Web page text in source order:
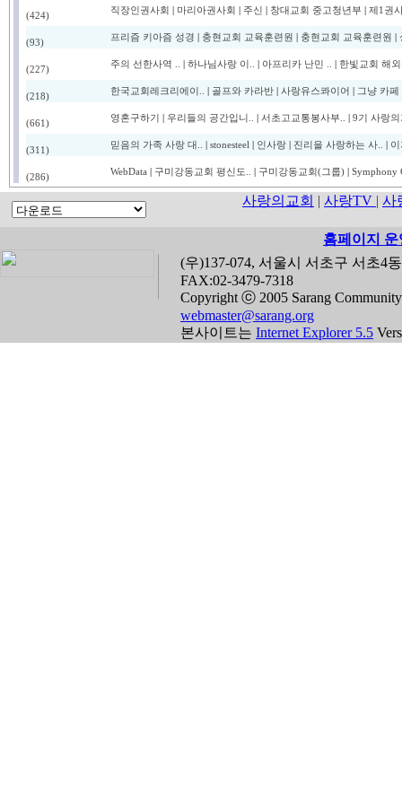
(424) 직장인권사회 | 마리아권사회 | 주신 | 창대교회 중고청년부 | 제1권
(93) 프리즘 키아즘 성경 | 충현교회 교육훈련원 | 충현교회 교육훈련원 |
(227) 주의 선한사역 .. | 하나님사랑 이.. | 아프리카 난민 .. | 한빛교회 해
(218) 한국교회레크리에이.. | 골프와 카라반 | 사랑유스콰이어 | 그냥 카페
(661) 영혼구하기 | 우리들의 공간입니.. | 서초고교통봉사부.. | 9기 사랑
(311) 믿음의 가족 사랑 대.. | stonesteel | 인사랑 | 진리을 사랑하는 사.. |
(286) WebData | 구미강동교회 평신도.. | 구미강동교회(그룹) | Symphony
사랑의교회 | 사랑TV | 사
홈페이지
(우)137-074, 서울시 서초구 서초4
FAX:02-3479-7318
Copyright ⓒ 2005 Sarang
webmaster@sarang.org
본사이트는 Internet Explorer 5.5